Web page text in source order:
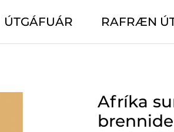
ÚTGÁFUÁR RAFRÆN
Afríka